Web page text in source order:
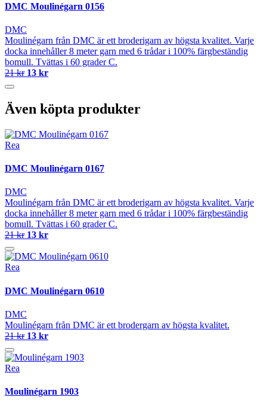
DMC Moulinégarn 0156
DMC
Moulinégarn från DMC är ett broderigarn av högsta kvalitet. Varje
docka innehåller 8 meter garn med 6 trådar i 100% färgbeständig
bomull. Tvättas i 60 grader C.
21 kr 13 kr
Även köpta produkter
Rea
DMC Moulinégarn 0167
DMC
Moulinégarn från DMC är ett broderigarn av högsta kvalitet. Varje
docka innehåller 8 meter garn med 6 trådar i 100% färgbeständig
bomull. Tvättas i 60 grader C.
21 kr 13 kr
Rea
DMC Moulinégarn 0610
DMC
Moulinégarn från DMC är ett brodergarn av högsta kvalitet.
21 kr 13 kr
Rea
Moulinégarn 1903